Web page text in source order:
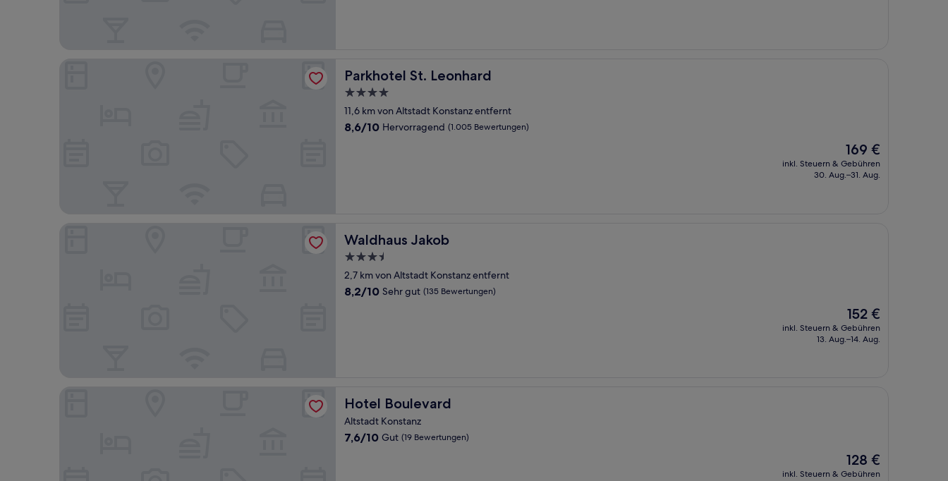
Parkhotel St. Leonhard
Parkhotel St. Leonhard
4.0-
Sterne-
Unterkunft
11,6 km von Altstadt Konstanz entfernt
8.6
8,6/10 Hervorragend (1.005 Bewertungen)
Der
Preis
beträgt
169 €
inkl. Steuern & Gebühren
30. Aug.–31. Aug.
Waldhaus Jakob
Waldhaus Jakob
3.5-
Sterne-
Unterkunft
2,7 km von Altstadt Konstanz entfernt
8.2
8,2/10 Sehr gut (135 Bewertungen)
Der
Preis
beträgt
152 €
inkl. Steuern & Gebühren
13. Aug.–14. Aug.
Waldhaus Jakob
Hotel Boulevard
Hotel Boulevard
Altstadt Konstanz
7.6
7,6/10 Gut (19 Bewertungen)
Der
Preis
128 €
inkl. Steuern & Gebühren